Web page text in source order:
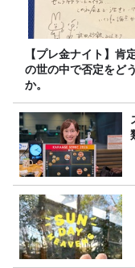
【プレ金ナイト】肯
の世の中で否定をど
か。